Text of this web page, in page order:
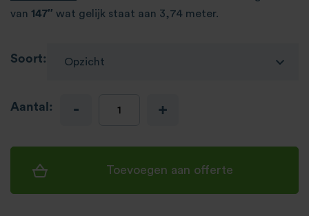
van 147″ wat gelijk staat aan 3,74 meter.
Soort:
Aantal: - +
Toevoegen aan offerte